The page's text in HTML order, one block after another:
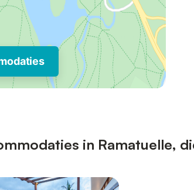
in Ramatuelle,